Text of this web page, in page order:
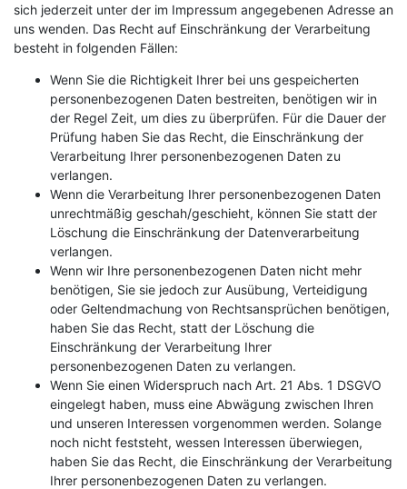
sich jederzeit unter der im Impressum angegebenen Adresse an
uns wenden. Das Recht auf Einschränkung der Verarbeitung
besteht in folgenden Fällen:
Wenn Sie die Richtigkeit Ihrer bei uns gespeicherten
personenbezogenen Daten bestreiten, benötigen wir in
der Regel Zeit, um dies zu überprüfen. Für die Dauer der
Prüfung haben Sie das Recht, die Einschränkung der
Verarbeitung Ihrer personenbezogenen Daten zu
verlangen.
Wenn die Verarbeitung Ihrer personenbezogenen Daten
unrechtmäßig geschah/geschieht, können Sie statt der
Löschung die Einschränkung der Datenverarbeitung
verlangen.
Wenn wir Ihre personenbezogenen Daten nicht mehr
benötigen, Sie sie jedoch zur Ausübung, Verteidigung
oder Geltendmachung von Rechtsansprüchen benötigen,
haben Sie das Recht, statt der Löschung die
Einschränkung der Verarbeitung Ihrer
personenbezogenen Daten zu verlangen.
Wenn Sie einen Widerspruch nach Art. 21 Abs. 1 DSGVO
eingelegt haben, muss eine Abwägung zwischen Ihren
und unseren Interessen vorgenommen werden. Solange
noch nicht feststeht, wessen Interessen überwiegen,
haben Sie das Recht, die Einschränkung der Verarbeitung
Ihrer personenbezogenen Daten zu verlangen.